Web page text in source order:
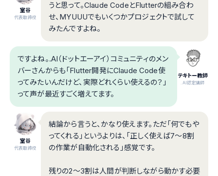
室谷
代表取締役
うと思って。Claude CodeとFlutterの組み合わ
せ、MYUUUでもいくつかプロジェクトで試して
みたんですよね。
テキトー教師
.AI認定講師
ですよね。.AI（ドットエーアイ）コミュニティのメン
バーさんからも「Flutter開発にClaude Code使
ってみたいんだけど、実際どれくらい使えるの？」
って声が最近すごく増えてます。
室谷
代表取締役
結論から言うと、かなり使えます。ただ「何でもや
ってくれる」というよりは、「正しく使えば7〜8割
の作業が自動化される」感覚です。
残りの2〜3割は人間が判断しながら動かす必要